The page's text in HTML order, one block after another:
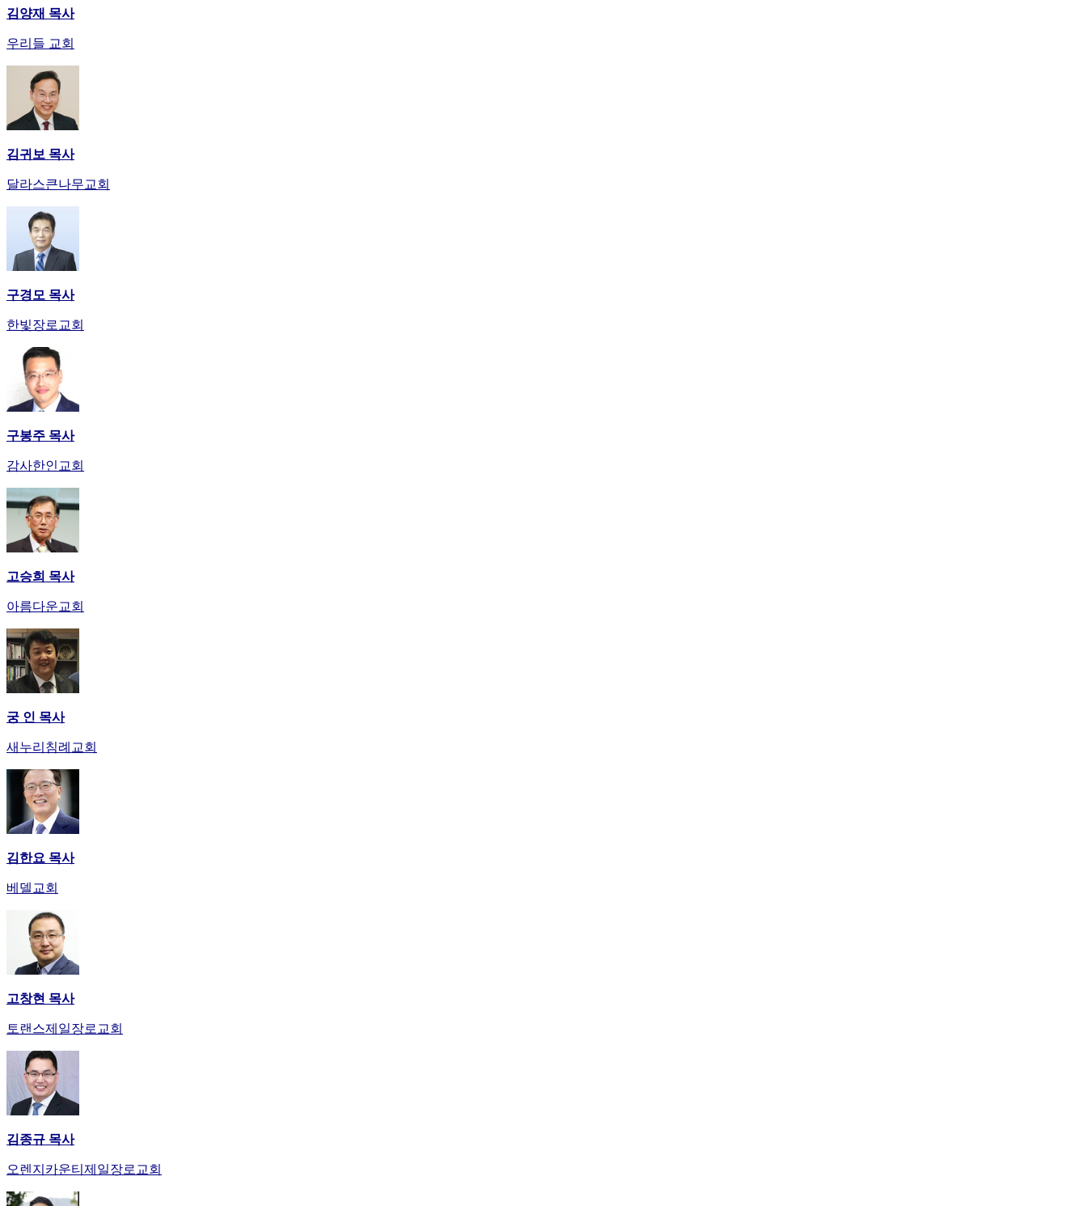
김양재 목사
우리들 교회
김귀보 목사
달라스큰나무교회
구경모 목사
한빛장로교회
구봉주 목사
감사한인교회
고승희 목사
아름다운교회
궁 인 목사
새누리침례교회
김한요 목사
베델교회
고창현 목사
토랜스제일장로교회
김종규 목사
오렌지카운티제일장로교회